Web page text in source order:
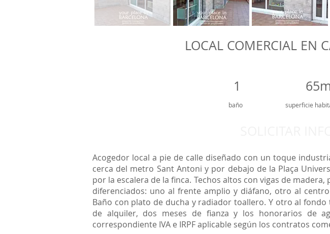
LOCAL COMERCIAL EN
1
baño superficie
Acogedor local a pie de calle diseñado con un toque
cerca del metro Sant Antoni y por debajo de la Plaça
por la escalera de la finca. Techos altos con vigas de
diferenciados: uno al frente amplio y diáfano, otro al
Baño con plato de ducha y radiador toallero. Y otro al
de alquiler, dos meses de fianza y los honorarios de
correspondiente IVA e IRPF aplicable según los contratos